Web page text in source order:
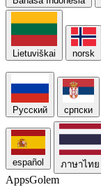
Lietuviškai norsk
Русский српски
español ภาษาไทย
AppsGolem